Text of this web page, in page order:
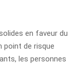
en faveur du
point de risque
les personnes